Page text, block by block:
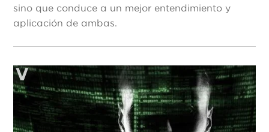
sino que conduce a un mejor entendimiento y
aplicación de ambas.